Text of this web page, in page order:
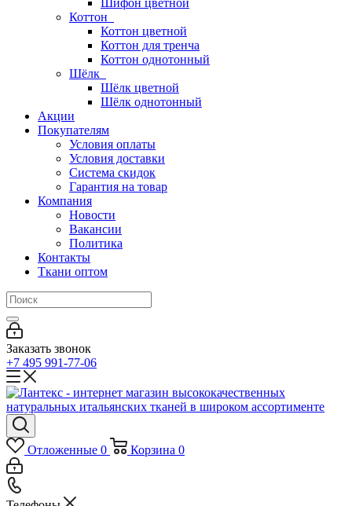
Шифон цветной
Коттон
Коттон цветной
Коттон для тренча
Коттон однотонный
Шёлк
Шёлк цветной
Шёлк однотонный
Акции
Покупателям
Условия оплаты
Условия доставки
Система скидок
Гарантия на товар
Компания
Новости
Вакансии
Политика
Контакты
Ткани оптом
Заказать звонок
+7 495 991-77-06
Отложенные 0 Корзина 0